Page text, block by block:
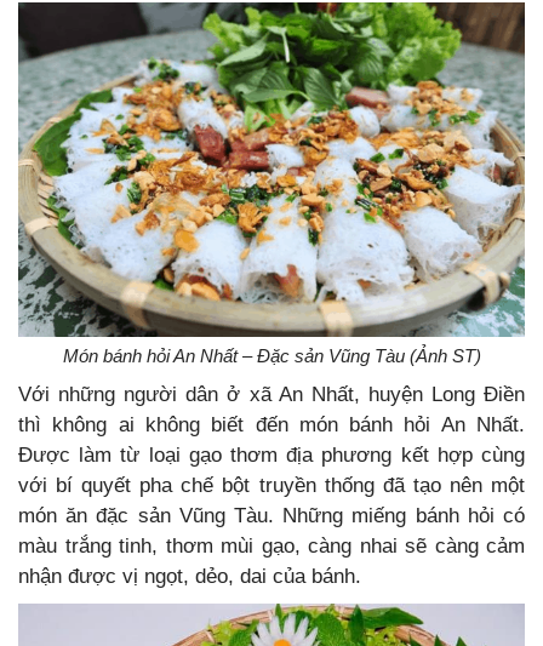
Món bánh hỏi An Nhất – Đặc sản Vũng Tàu (Ảnh ST)
Với những người dân ở xã An Nhất, huyện Long Điền
thì không ai không biết đến món bánh hỏi An Nhất.
Được làm từ loại gạo thơm địa phương kết hợp cùng
với bí quyết pha chế bột truyền thống đã tạo nên một
món ăn đặc sản Vũng Tàu. Những miếng bánh hỏi có
màu trắng tinh, thơm mùi gạo, càng nhai sẽ càng cảm
nhận được vị ngọt, dẻo, dai của bánh.